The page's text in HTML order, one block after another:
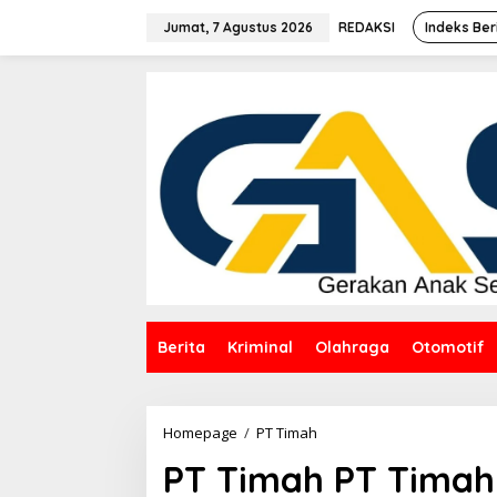
Jumat, 7 Agustus 2026 REDAKSI Indeks
Berita Kriminal Olahraga Otomotif
Homepage / PT Timah
PT
Timah
PT Timah PT